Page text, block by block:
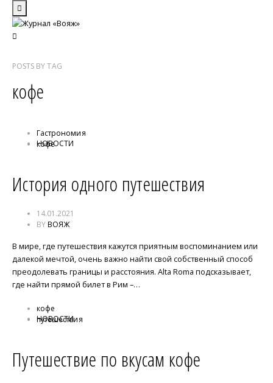
POSTS BYTAG
кофе
НОВОСТИ
Гастрономия
кофе
История одного путешествия
14.01.2021
BYВОЯЖ
В мире, где путешествия кажутся приятным воспоминанием или
далекой мечтой, очень важно найти свой собственный способ
преодолевать границы и расстояния. Alta Roma подсказывает,
где найти прямой билет в Рим –…
НОВОСТИ
кофе
путешествия
Путешествие по вкусам кофе